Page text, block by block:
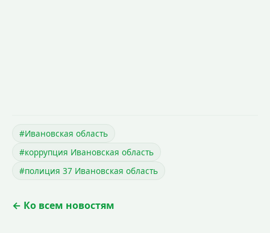
#Ивановская область
#коррупция Ивановская область
#полиция 37 Ивановская область
← Ко всем новостям